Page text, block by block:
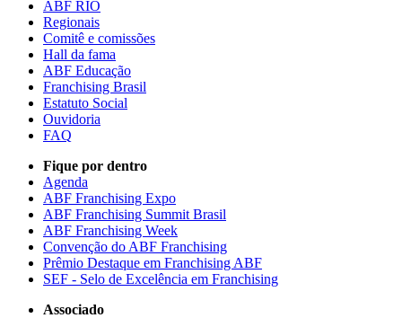
ABF RIO
Regionais
Comitê e comissões
Hall da fama
ABF Educação
Franchising Brasil
Estatuto Social
Ouvidoria
FAQ
Fique por dentro
Agenda
ABF Franchising Expo
ABF Franchising Summit Brasil
ABF Franchising Week
Convenção do ABF Franchising
Prêmio Destaque em Franchising ABF
SEF - Selo de Excelência em Franchising
Associado